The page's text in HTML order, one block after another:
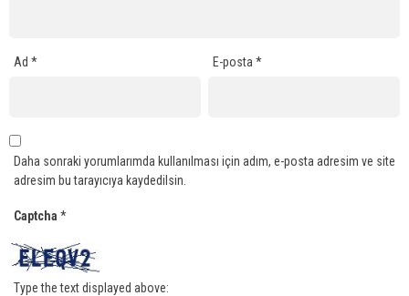
Ad * E-posta*
Daha sonraki yorumlarımda kullanılması için adım, e-posta adresim ve site
adresim bu tarayıcıya kaydedilsin.
Captcha *
Type the text displayed above: